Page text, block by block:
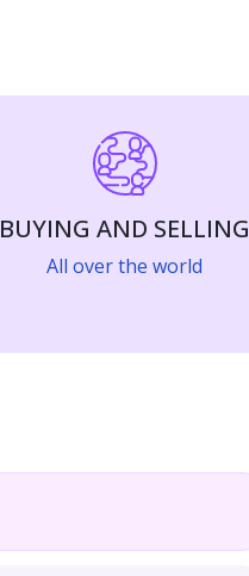
BUYING AND SELLING
All over the world